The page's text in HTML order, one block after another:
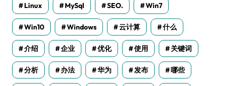
Linux MySql SEO. Win7
Win10 Windows 云计算 什么
介绍 企业 优化 使用 关键词
分析 办法 华为 发布 哪些